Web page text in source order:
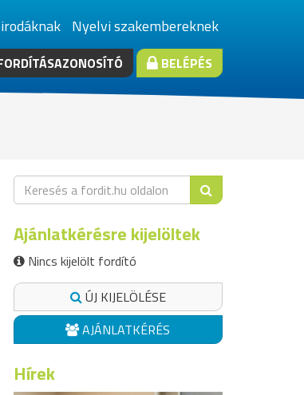
Nyelvi szakembereknek
BELÉPÉS
Ajánlatkérésre kijelöltek
Nincs kijelölt fordító
ÚJ KIJELÖLÉSE
AJÁNLATKÉRÉS
Hírek